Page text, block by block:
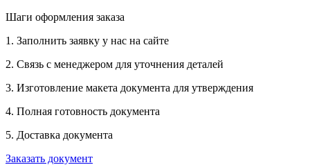
Шаги оформления заказа
1. Заполнить заявку у нас на сайте
2. Связь с менеджером для уточнения деталей
3. Изготовление макета документа для утверждения
4. Полная готовность документа
5. Доставка документа
Заказать документ